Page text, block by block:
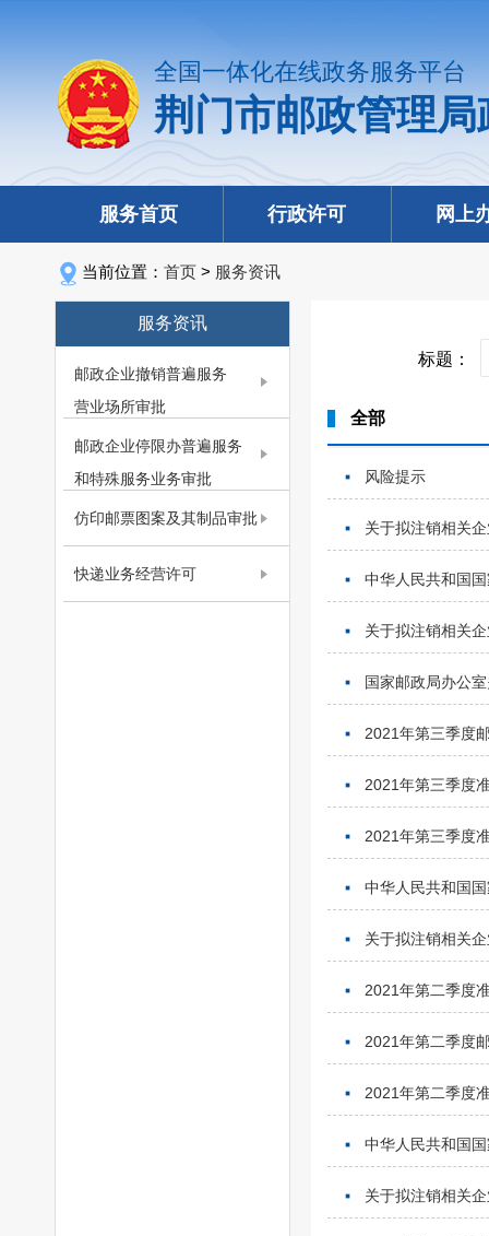
全国一体化在线政务服务平台
荆门市邮政管理
服务首页 行政许可 网上
当前位置： 首页 > 服务资讯
服务资讯
邮政企业撤销普遍服务
营业场所审批
邮政企业停限办普遍服务
和特殊服务业务审批
仿印邮票图案及其制品审批
快递业务经营许可
标题：
全部
风险提示
关于拟注销相关
中华人民共和国
关于拟注销相关
国家邮政局办公
2021年第三季度
2021年第三季度
2021年第三季度
中华人民共和国
关于拟注销相关
2021年第二季度
2021年第二季度
2021年第二季度
中华人民共和国
关于拟注销相关